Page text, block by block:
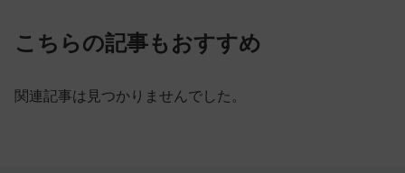
こちらの記事もおすすめ
関連記事は見つかりませんでした。